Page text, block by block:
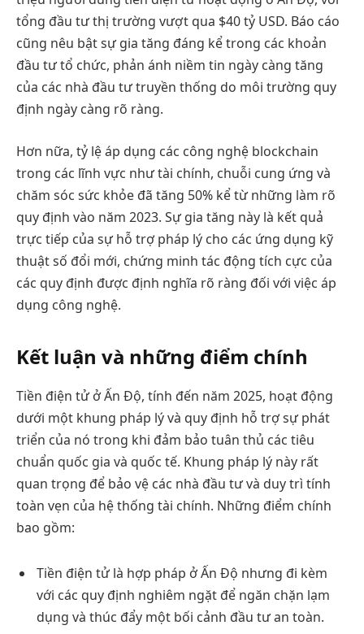
tổng đầu tư thị trường vượt qua $40 tỷ USD. Báo cáo
cũng nêu bật sự gia tăng đáng kể trong các khoản
đầu tư tổ chức, phản ánh niềm tin ngày càng tăng
của các nhà đầu tư truyền thống do môi trường quy
định ngày càng rõ ràng.
Hơn nữa, tỷ lệ áp dụng các công nghệ blockchain
trong các lĩnh vực như tài chính, chuỗi cung ứng và
chăm sóc sức khỏe đã tăng 50% kể từ những làm rõ
quy định vào năm 2023. Sự gia tăng này là kết quả
trực tiếp của sự hỗ trợ pháp lý cho các ứng dụng kỹ
thuật số đổi mới, chứng minh tác động tích cực của
các quy định được định nghĩa rõ ràng đối với việc áp
dụng công nghệ.
Kết luận và những điểm chính
Tiền điện tử ở Ấn Độ, tính đến năm 2025, hoạt động
dưới một khung pháp lý và quy định hỗ trợ sự phát
triển của nó trong khi đảm bảo tuân thủ các tiêu
chuẩn quốc gia và quốc tế. Khung pháp lý này rất
quan trọng để bảo vệ các nhà đầu tư và duy trì tính
toàn vẹn của hệ thống tài chính. Những điểm chính
bao gồm:
Tiền điện tử là hợp pháp ở Ấn Độ nhưng đi kèm
với các quy định nghiêm ngặt để ngăn chặn lạm
dụng và thúc đẩy một bối cảnh đầu tư an toàn.